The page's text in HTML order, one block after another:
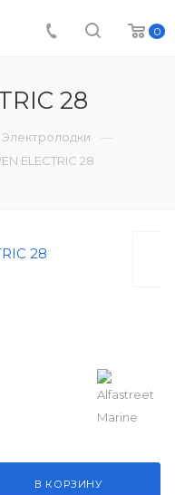
0
28
Электролодки
ELECTRIC 28
В КОРЗИНУ